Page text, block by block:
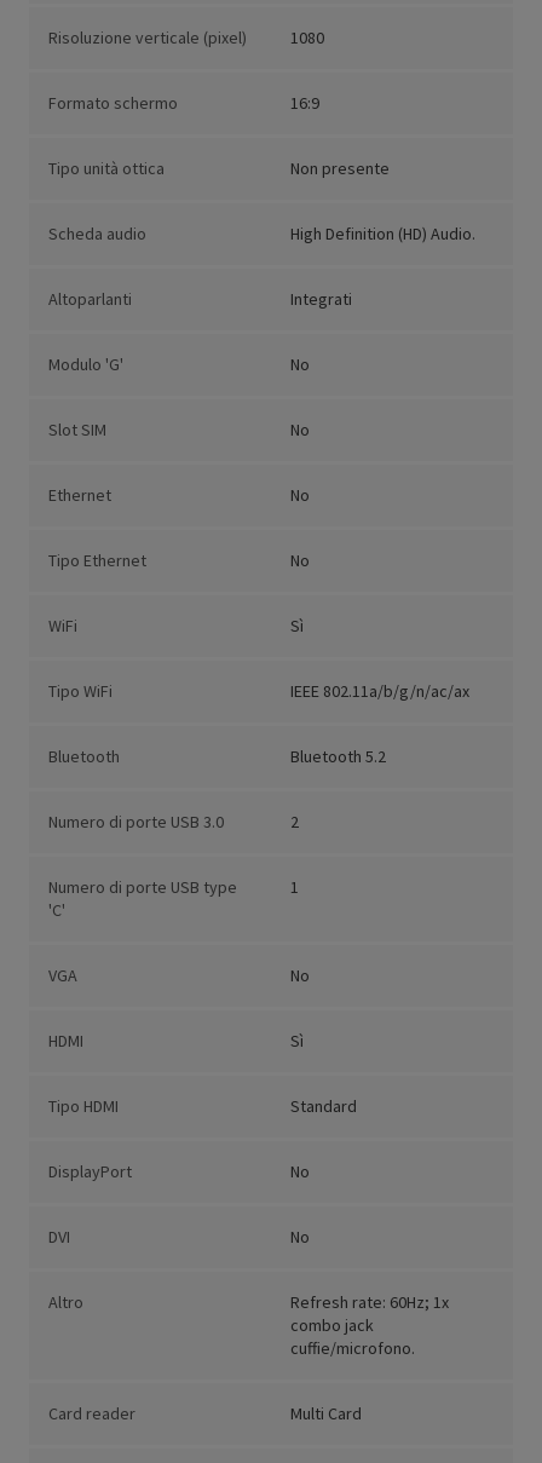
Risoluzione verticale (pixel) 1080
Formato schermo 16:9
Tipo unità ottica Non presente
Scheda audio High Definition (HD) Audio.
Altoparlanti Integrati
Modulo 'G' No
Slot SIM No
Ethernet No
Tipo Ethernet No
WiFi Sì
Tipo WiFi IEEE 802.11a/b/g/n/ac/ax
Bluetooth Bluetooth 5.2
Numero di porte USB 3.0 2
Numero di porte USB type
'C'
1
VGA No
HDMI Sì
Tipo HDMI Standard
DisplayPort No
DVI No
Altro
Refresh rate: 60Hz; 1x
combo jack
cuffie/microfono.
Card reader Multi Card